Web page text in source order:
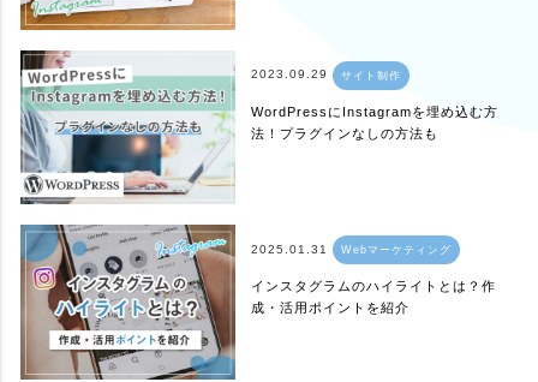
2023.09.29 サイト制作
WordPressにInstagramを埋め込む方
法！プラグインなしの方法も
2025.01.31 Webマーケティング
インスタグラムのハイライトとは？作
成・活用ポイントを紹介